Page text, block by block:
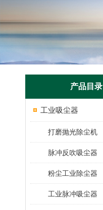
产品目录
工业吸尘器
打磨抛光除尘机
脉冲反吹吸尘器
粉尘工业除尘器
工业脉冲吸尘器